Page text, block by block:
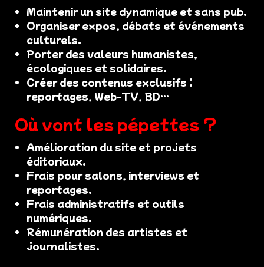
Maintenir un site dynamique et sans pub.
Organiser expos, débats et événements
culturels.
Porter des valeurs humanistes,
écologiques et solidaires.
Créer des contenus exclusifs :
reportages, Web-TV, BD…
Où vont les pépettes ?
Amélioration du site et projets
éditoriaux.
Frais pour salons, interviews et
reportages.
Frais administratifs et outils
numériques.
Rémunération des artistes et
journalistes.